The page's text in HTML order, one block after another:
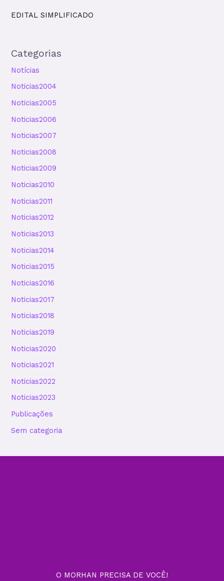
EDITAL SIMPLIFICADO
Categorias
Notícias
Noticias2004
Noticias2005
Noticias2006
Noticias2007
Noticias2008
Noticias2009
Noticias2010
Noticias2011
Noticias2012
Noticias2013
Noticias2014
Noticias2015
Noticias2016
Noticias2017
Noticias2018
Noticias2019
Noticias2020
Noticias2021
Noticias2022
Noticias2023
Publicações
Sem categoria
O MORHAN PRECISA DE VOCÊ!